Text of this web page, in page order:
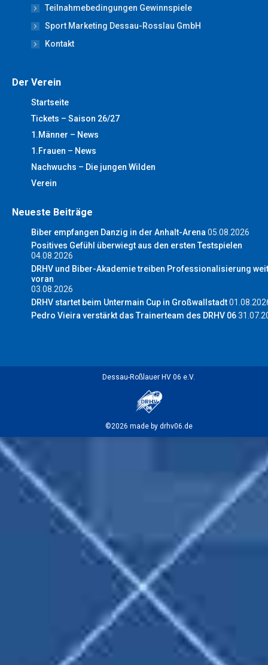
windowwindowwindowwindowwindow
Teilnahmebedingungen Gewinnspiele
Sport Marketing Dessau-Rosslau GmbH
Kontakt
Der Verein
Startseite
Tickets – Saison 26/27
1.Männer – News
1.Frauen – News
Nachwuchs – Die jungen Wilden
Verein
Neueste Beiträge
Biber empfangen Danzig in der Anhalt-Arena05.08.2026
Positives Gefühl überwiegt aus den ersten Testspielen
04.08.2026
DRHV und Biber-Akademie treiben Professionalisierung
voran
03.08.2026
DRHV startet beim Untermain Cup in Großwallstadt
Pedro Vieira verstärkt das Trainerteam des DRHV 06
Dessau-Roßlauer HV 06 e.V.
©2026 made by drhv06.de